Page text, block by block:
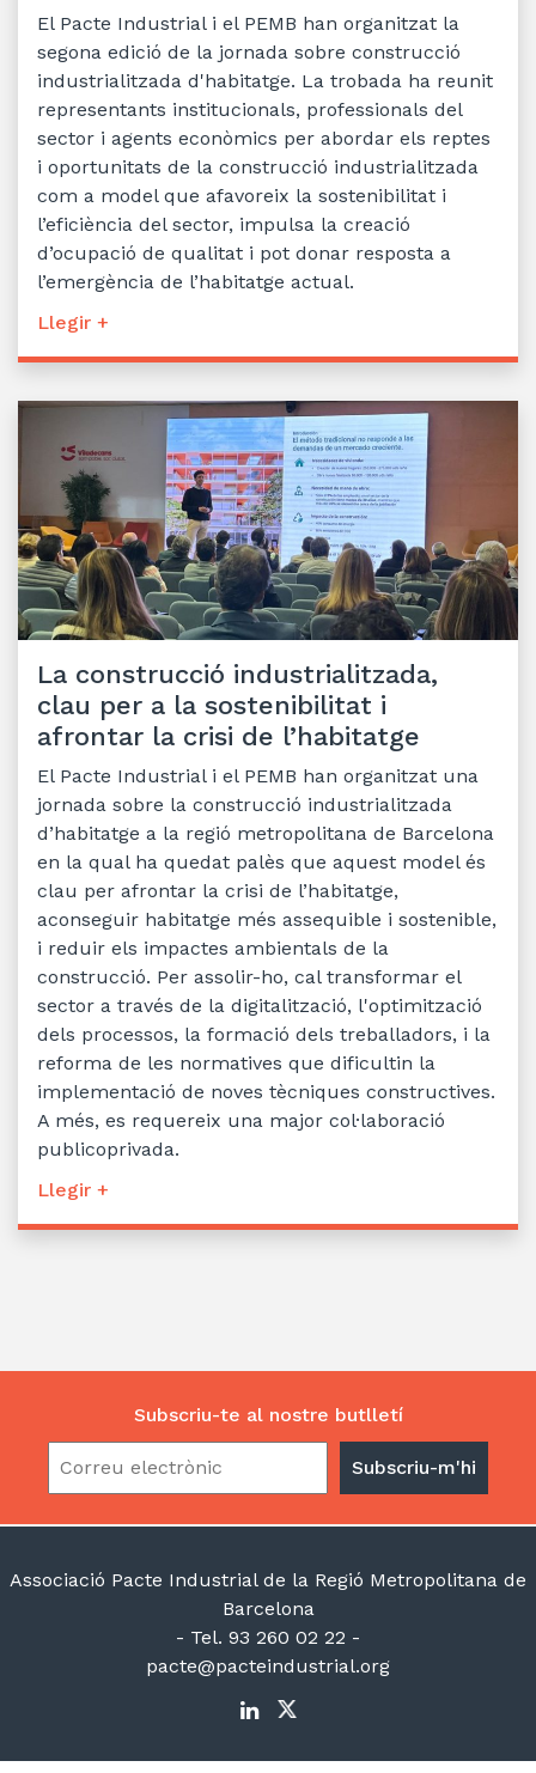
El Pacte Industrial i el PEMB han organitzat la
segona edició de la jornada sobre construcció
industrialitzada d'habitatge. La trobada ha reunit
representants institucionals, professionals del
sector i agents econòmics per abordar els reptes
i oportunitats de la construcció industrialitzada
com a model que afavoreix la sostenibilitat i
l’eficiència del sector, impulsa la creació
d’ocupació de qualitat i pot donar resposta a
l’emergència de l’habitatge actual.
Llegir +
La construcció industrialitzada,
clau per a la sostenibilitat i
afrontar la crisi de l’habitatge
El Pacte Industrial i el PEMB han organitzat una
jornada sobre la construcció industrialitzada
d’habitatge a la regió metropolitana de Barcelona
en la qual ha quedat palès que aquest model és
clau per afrontar la crisi de l’habitatge,
aconseguir habitatge més assequible i sostenible,
i reduir els impactes ambientals de la
construcció. Per assolir-ho, cal transformar el
sector a través de la digitalització, l'optimització
dels processos, la formació dels treballadors, i la
reforma de les normatives que dificultin la
implementació de noves tècniques constructives.
A més, es requereix una major col·laboració
publicoprivada.
Llegir +
Subscriu-te al nostre butlletí
Associació Pacte Industrial de la Regió Metropolitana de
Barcelona
- Tel. 93 260 02 22 -
pacte@pacteindustrial.org